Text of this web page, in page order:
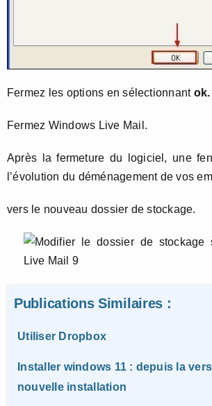
Fermez les options en sélectionnant ok.
Fermez Windows Live Mail.
Après la fermeture du logiciel, une
l’évolution du déménagement de vos
vers le nouveau dossier de stockage.
Publications Similaires :
Utiliser Dropbox
Installer windows 11 : depuis la
nouvelle installation